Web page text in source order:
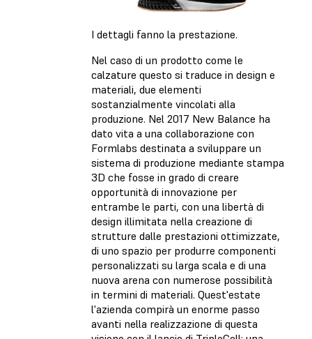
I dettagli fanno la prestazione.
Nel caso di un prodotto come le
calzature questo si traduce in design e
materiali, due elementi
sostanzialmente vincolati alla
produzione. Nel 2017 New Balance ha
dato vita a una collaborazione con
Formlabs destinata a sviluppare un
sistema di produzione mediante stampa
3D che fosse in grado di creare
opportunità di innovazione per
entrambe le parti, con una libertà di
design illimitata nella creazione di
strutture dalle prestazioni ottimizzate,
di uno spazio per produrre componenti
personalizzati su larga scala e di una
nuova arena con numerose possibilità
in termini di materiali. Quest'estate
l'azienda compirà un enorme passo
avanti nella realizzazione di questa